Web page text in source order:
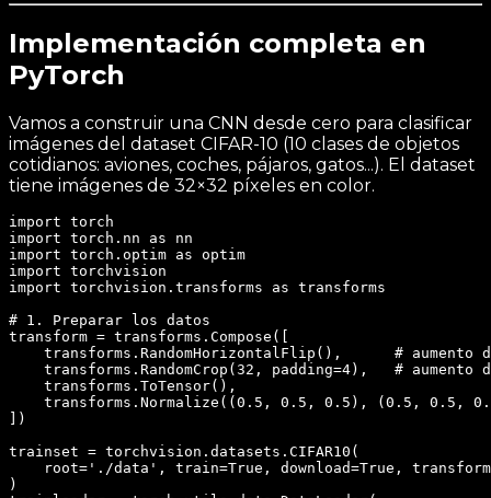
Implementación completa en
PyTorch
Vamos a construir una CNN desde cero para clasificar
imágenes del dataset CIFAR-10 (10 clases de objetos
cotidianos: aviones, coches, pájaros, gatos...). El dataset
tiene imágenes de 32×32 píxeles en color.
import torch
import torch.nn as nn
import torch.optim as optim
import torchvision
import torchvision.transforms as transforms
# 1. Preparar los datos
transform = transforms.Compose([
transforms.RandomHorizontalFlip(),      # aumento
transforms.RandomCrop(32, padding=4),   # aumento
    transforms.ToTensor(),
transforms.Normalize((0.5, 0.5, 0.5), (0.5, 0.5,
])
trainset = torchvision.datasets.CIFAR10(
root='./data', train=True, download=True,
)